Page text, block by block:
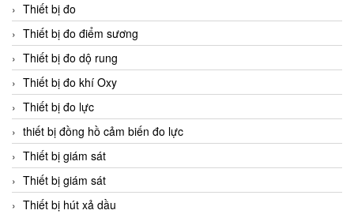
Thiết bị đo
Thiết bị đo điểm sương
Thiết bị đo dộ rung
Thiết bị đo khí Oxy
Thiết bị đo lực
thiết bị đồng hồ cảm biến đo lực
Thiết bị giám sát
Thiết bị giám sát
Thiết bị hút xả dầu